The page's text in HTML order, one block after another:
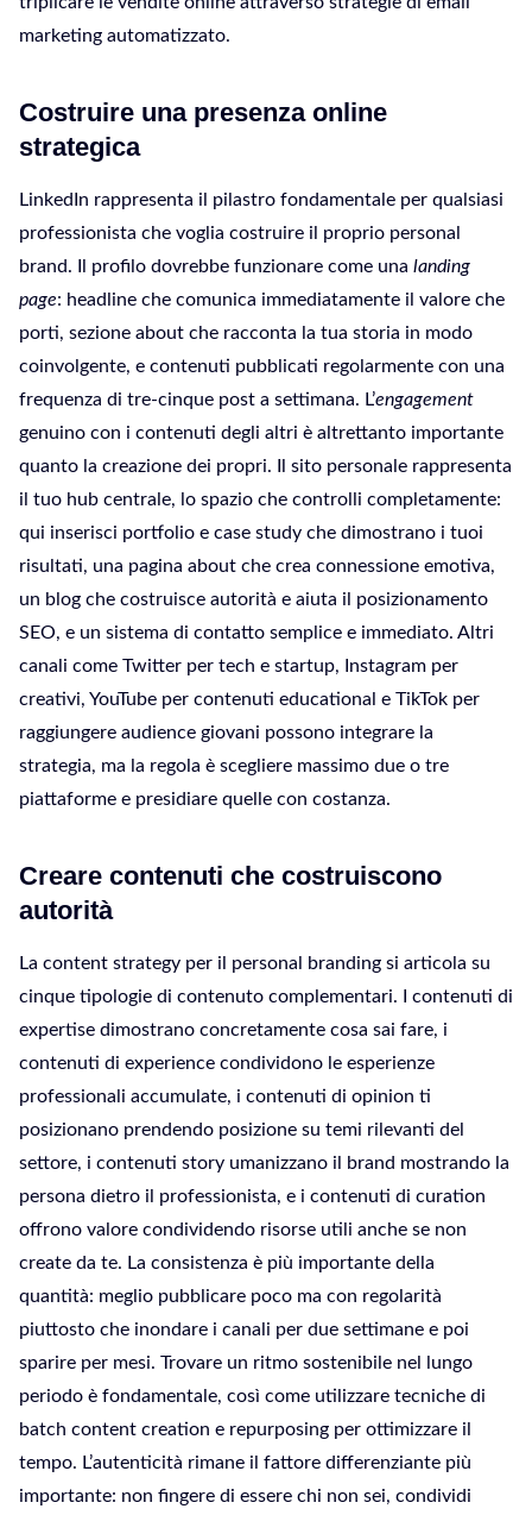
marketing automatizzato.
Costruire una presenza online
strategica
LinkedIn rappresenta il pilastro fondamentale per qualsiasi
professionista che voglia costruire il proprio personal
brand. Il profilo dovrebbe funzionare come una landing
page: headline che comunica immediatamente il valore che
porti, sezione about che racconta la tua storia in modo
coinvolgente, e contenuti pubblicati regolarmente con una
frequenza di tre-cinque post a settimana. L’engagement
genuino con i contenuti degli altri è altrettanto importante
quanto la creazione dei propri. Il sito personale rappresenta
il tuo hub centrale, lo spazio che controlli completamente:
qui inserisci portfolio e case study che dimostrano i tuoi
risultati, una pagina about che crea connessione emotiva,
un blog che costruisce autorità e aiuta il posizionamento
SEO, e un sistema di contatto semplice e immediato. Altri
canali come Twitter per tech e startup, Instagram per
creativi, YouTube per contenuti educational e TikTok per
raggiungere audience giovani possono integrare la
strategia, ma la regola è scegliere massimo due o tre
piattaforme e presidiare quelle con costanza.
Creare contenuti che costruiscono
autorità
La content strategy per il personal branding si articola su
cinque tipologie di contenuto complementari. I contenuti di
expertise dimostrano concretamente cosa sai fare, i
contenuti di experience condividono le esperienze
professionali accumulate, i contenuti di opinion ti
posizionano prendendo posizione su temi rilevanti del
settore, i contenuti story umanizzano il brand mostrando la
persona dietro il professionista, e i contenuti di curation
offrono valore condividendo risorse utili anche se non
create da te. La consistenza è più importante della
quantità: meglio pubblicare poco ma con regolarità
piuttosto che inondare i canali per due settimane e poi
sparire per mesi. Trovare un ritmo sostenibile nel lungo
periodo è fondamentale, così come utilizzare tecniche di
batch content creation e repurposing per ottimizzare il
tempo. L’autenticità rimane il fattore differenziante più
importante: non fingere di essere chi non sei, condividi